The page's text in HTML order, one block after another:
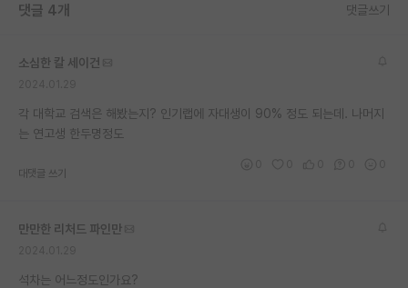
댓글 4개 댓글쓰기
소심한 칼 세이건
각 대학교 검색은 해봤는지? 인기랩에 자대생이 90% 정도 되는데. 나머지
는 연고생 한두명정도
대댓글 쓰기
만만한 리처드 파인만
석차는 어느정도인가요?